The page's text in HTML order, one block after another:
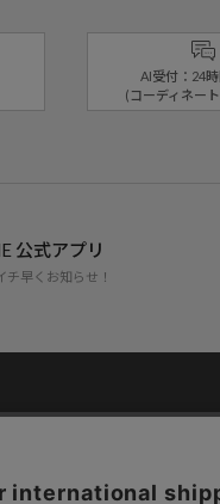
AI受付：24
(コーディネー
公式アプリ
早くお知らせ！